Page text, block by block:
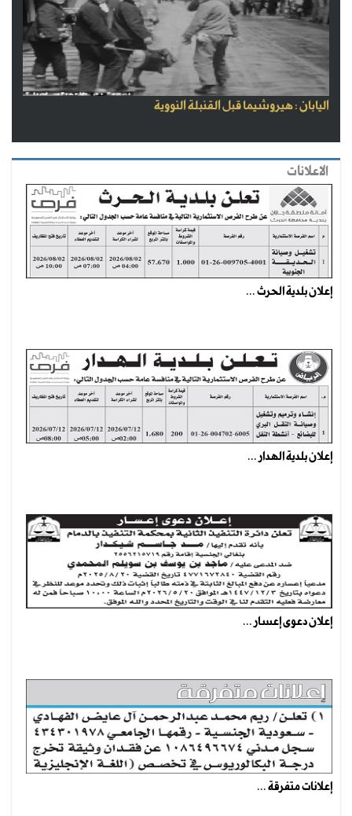
اليابان : هيروشيما قبل القنبلة النووية
الاعلانات
إعلان بلدية الحرث ...
إعلان بلدية الهدار ...
إعلان دعوى إعسار ...
إعلانات متفرقة ...